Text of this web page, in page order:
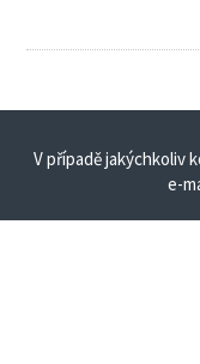
V případě jakýchkoliv
e-